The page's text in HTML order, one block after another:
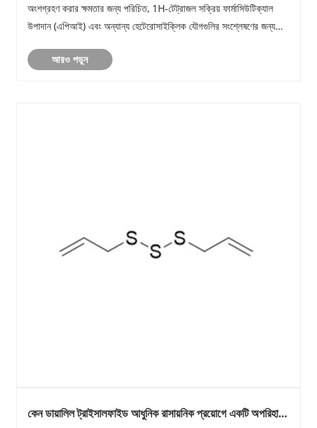
অংশগ্রহণ করার ক্ষমতার জন্য পরিচিত, 1H-টেট্রাজল সক্রিয় ফার্মাসিউটিক্যাল
উপাদান (এপিআই) এবং অন্যান্য হেটেরোসাইক্লিক যৌগগুলির সংশ্লেষণের জন্য
আরও পড়ুন
কেন ডায়ালিল ট্রাইসালফাইড আধুনিক রাসায়নিক প্রয়োগে একটি অপরিহার্য